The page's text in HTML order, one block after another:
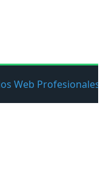
Web Profesionales